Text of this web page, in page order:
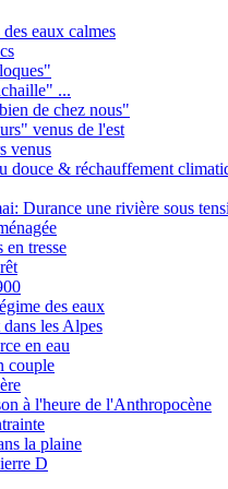
eaux calmes
...
de chez nous"
venus de l'est
venus
douce & réchauffement
Durance une rivière sous
en tresse
des eaux
les Alpes
en eau
couple
à l'heure de l'Anthropocène
la plaine
D